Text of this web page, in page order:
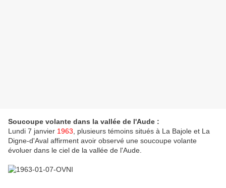
Soucoupe volante dans la vallée de l'Aude :
Lundi 7 janvier 1963 , plusieurs témoins situés à La Bajole et La
Digne-d'Aval affirment avoir observé une soucoupe volante
évoluer dans le ciel de la vallée de l'Aude.